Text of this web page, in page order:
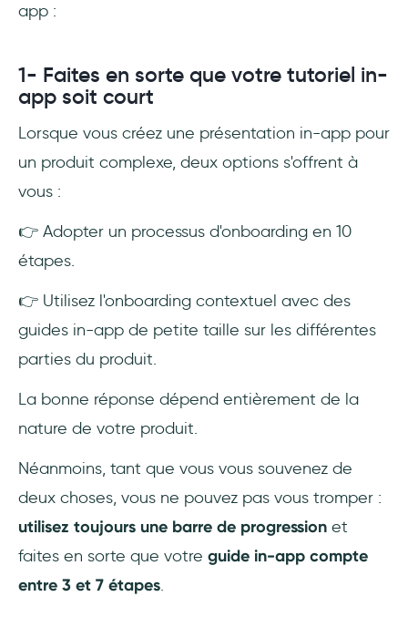
app :
1- Faites en sorte que votre tutoriel in-
app soit court
Lorsque vous créez une présentation in-app pour
un produit complexe, deux options s'offrent à
vous :
👉 Adopter un processus d'onboarding en 10
étapes.
👉 Utilisez l'onboarding contextuel avec des
guides in-app de petite taille sur les différentes
parties du produit.
La bonne réponse dépend entièrement de la
nature de votre produit.
Néanmoins, tant que vous vous souvenez de
deux choses, vous ne pouvez pas vous tromper :
utilisez toujours une barre de progression et
faites en sorte que votre guide in-app compte
entre 3 et 7 étapes.